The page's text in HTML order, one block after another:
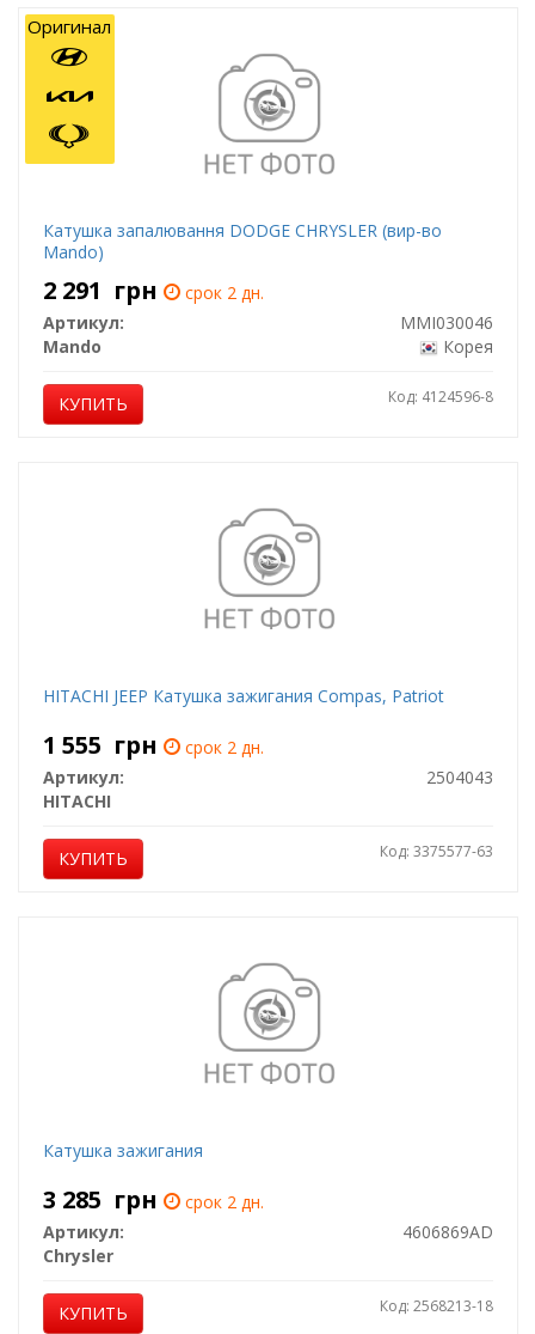
Катушка запалювання DODGE CHRYSLER (вир-во
Mando)
2 291 грн
срок 2 дн.
Артикул:
MMI030046
Mando
Корея
КУПИТЬ Код: 4124596-8
Оригинал
HITACHI JEEP Катушка зажигания Compas, Patriot
1 555 грн
срок 2 дн.
Артикул:
2504043
HITACHI
КУПИТЬ Код: 3375577-63
Катушка зажигания
3 285 грн
срок 2 дн.
Артикул:
4606869AD
Chrysler
КУПИТЬ Код: 2568213-18